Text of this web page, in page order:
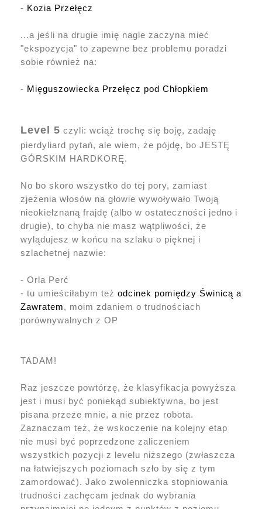
- Kozia Przełęcz
...a jeśli na drugie imię nagle zaczyna mieć
"ekspozycja" to zapewne bez problemu poradzi
sobie również na:
- Mięguszowiecka Przełęcz pod Chłopkiem
Level 5 czyli: wciąż trochę się boję, zadaję
pierdyliard pytań, ale wiem, że pójdę, bo JESTĘ
GÓRSKIM HARDKORĘ.
No bo skoro wszystko do tej pory, zamiast
zjeżenia włosów na głowie wywoływało Twoją
nieokiełznaną frajdę (albo w ostateczności jedno i
drugie), to chyba nie masz wątpliwości, że
wylądujesz w końcu na szlaku o pięknej i
szlachetnej nazwie:
- Orla Perć
- tu umieściłabym też odcinek pomiędzy Świnicą a
Zawratem, moim zdaniem o trudnościach
porównywalnych z OP
TADAM!
Raz jeszcze powtórzę, że klasyfikacja powyższa
jest i musi być poniekąd subiektywna, bo jest
pisana przeze mnie, a nie przez robota.
Zaznaczam też, że wskoczenie na kolejny etap
nie musi być poprzedzone zaliczeniem
wszystkich pozycji z levelu niższego (zwłaszcza
na łatwiejszych poziomach szło by się z tym
zamordować). Jako zwolenniczka stopniowania
trudności zachęcam jednak do wybrania